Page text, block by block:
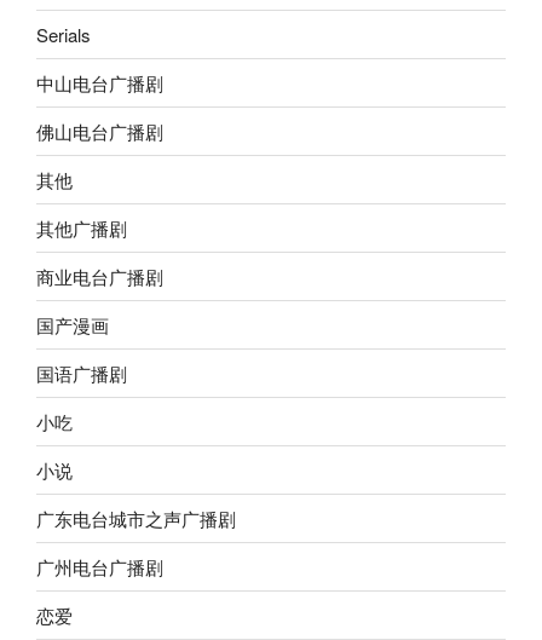
Serials
中山电台广播剧
佛山电台广播剧
其他
其他广播剧
商业电台广播剧
国产漫画
国语广播剧
小吃
小说
广东电台城市之声广播剧
广州电台广播剧
恋爱